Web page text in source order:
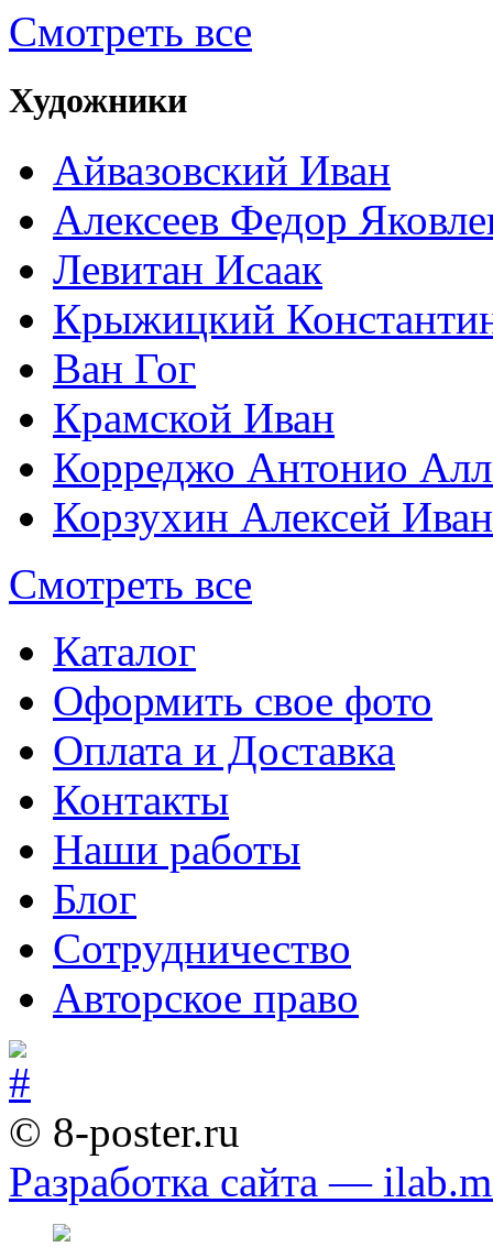
Смотреть все
Художники
Айвазовский Иван
Алексеев Федор
Левитан Исаак
Крыжицкий
Ван Гог
Крамской Иван
Корреджо Антонио
Корзухин Алексей
Смотреть все
Каталог
Оформить свое фото
Оплата и Доставка
Контакты
Наши работы
Блог
Сотрудничество
Авторское право
© 8-poster.ru
Разработка сайта —